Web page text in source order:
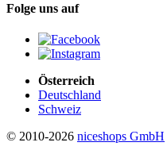
Folge uns auf
Österreich
Deutschland
Schweiz
© 2010-2026 niceshops GmbH